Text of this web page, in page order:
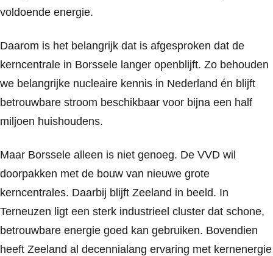
voldoende energie.
Daarom is het belangrijk dat is afgesproken dat de
kerncentrale in Borssele langer openblijft. Zo behouden
we belangrijke nucleaire kennis in Nederland én blijft
betrouwbare stroom beschikbaar voor bijna een half
miljoen huishoudens.
Maar Borssele alleen is niet genoeg. De VVD wil
doorpakken met de bouw van nieuwe grote
kerncentrales. Daarbij blijft Zeeland in beeld. In
Terneuzen ligt een sterk industrieel cluster dat schone,
betrouwbare energie goed kan gebruiken. Bovendien
heeft Zeeland al decennialang ervaring met kernenergie